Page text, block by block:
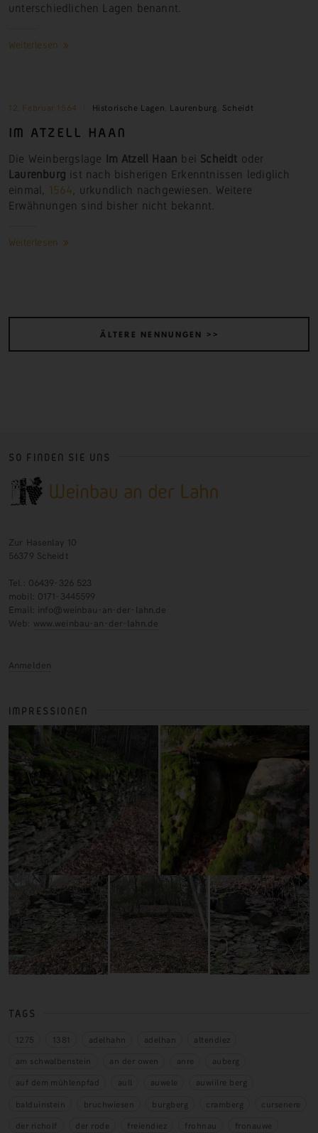
unterschiedlichen Lagen benannt.
Weiterlesen
12. Februar 1564 Historische Lagen Laurenburg Scheidt
IM ATZELL
HAAN
Die Weinbergslage Im Atzell Haan bei Scheidt oder
Laurenburg ist nach bisherigen Erkenntnissen lediglich
einmal, 1564 , urkundlich nachgewiesen. Weitere
Erwähnungen sind bisher nicht bekannt.
Weiterlesen
ÄLTERE NENNUNGEN >>
SO FINDEN SIE UNS
Zur Hasenlay 10
56379 Scheidt
Tel.: 06439-326 523
mobil: 0171-3445599
Email: info@weinbau-an-der-lahn.de
Web: www.weinbau-an-der-lahn.de
Anmelden
IMPRESSIONEN
TAGS
1275 1381 adelhahn adelhan
altendiez
am schwalbenstein
an der owen anre
auberg
auf dem mühlenpfad
aull auwele
auwiilre berg
balduinstein
bruchwiesen burgberg cramberg
cursenere
der richolf
der rode freiendiez frohnau fronauwe